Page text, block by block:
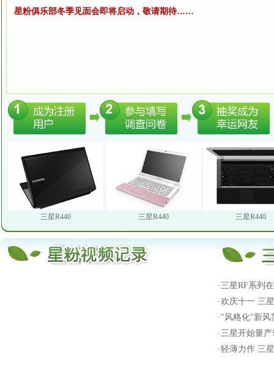
星粉俱乐部冬季见面会即将启动，敬请期待……
三星R440 三星R440 三星R440
·三星RF系列
·欢庆十一 三
· "风格化"新风
·三星开始量产
·轻薄力作 三